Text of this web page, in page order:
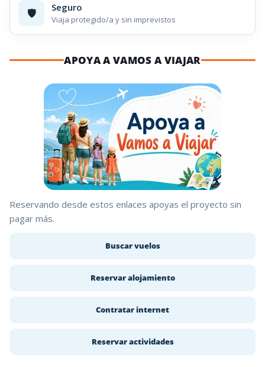
🛡️ Seguro
Viaja protegido/a y sin imprevistos
APOYA A VAMOS A VIAJAR
Reservando desde estos enlaces apoyas el proyecto sin
pagar más.
Buscar vuelos
Reservar alojamiento
Contratar internet
Reservar actividades